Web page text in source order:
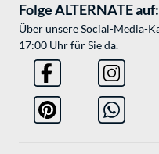
Folge ALTERNATE auf:
Über unsere Social-Media-
17:00 Uhr für Sie da.